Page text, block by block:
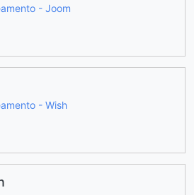
- Joom
- Wish